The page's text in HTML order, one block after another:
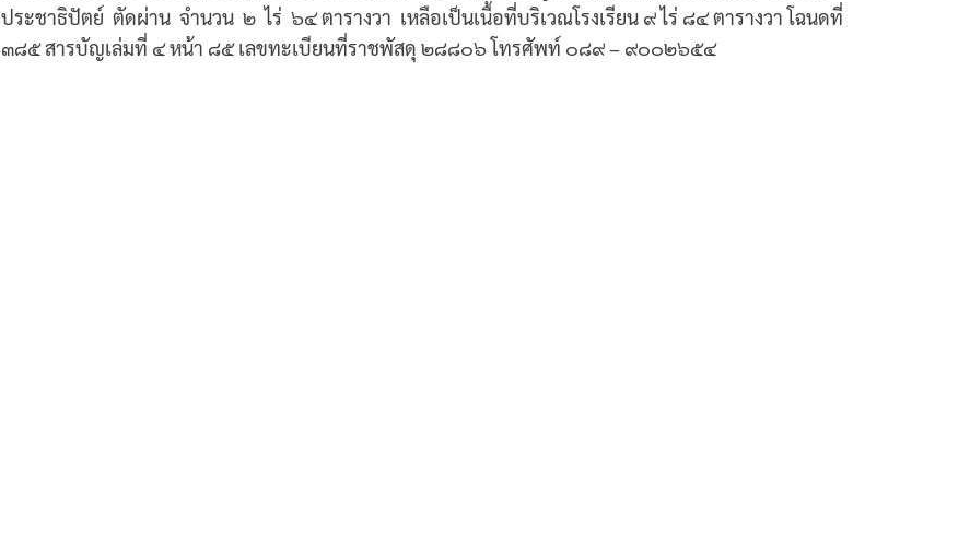
ประชาธิปัตย์ ตัดผ่าน จำนวน ๒ ไร่ ๖๔ ตารางวา เหลือเป็นเนื้อที่บริเวณโรงเรียน ๙ ไร่ ๘๔ ตารางวา โฉนดที่
๓๘๕ สารบัญเล่มที่ ๔ หน้า ๘๕ เลขทะเบียนที่ราชพัสดุ ๒๘๘๐๖ โทรศัพท์ ๐๘๙ – ๙๐๐๒๖๕๔